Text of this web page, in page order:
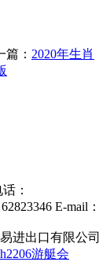
篇： 2020年生肖
：
E-mail：
进出口有限公司
游艇会